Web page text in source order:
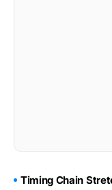
Timing Chain